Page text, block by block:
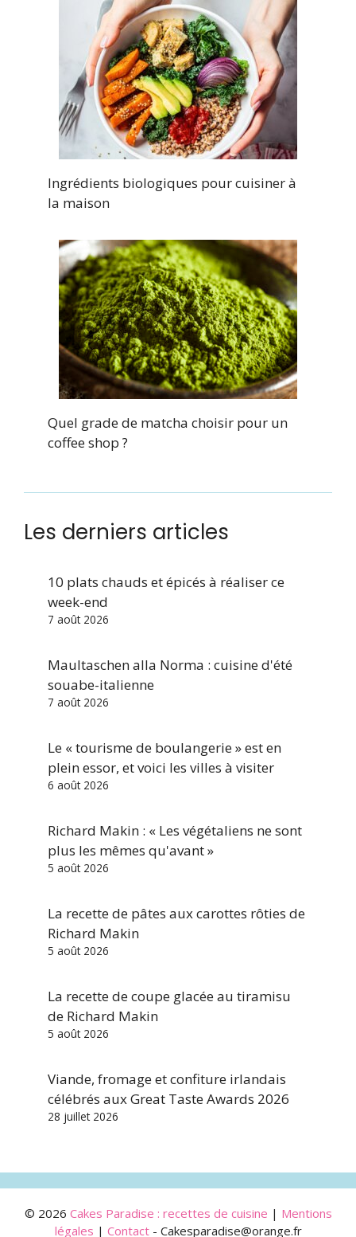
Ingrédients biologiques pour cuisiner à
la maison
Quel grade de matcha choisir pour un
coffee shop ?
Les derniers articles
10 plats chauds et épicés à réaliser ce
week-end
7 août 2026
Maultaschen alla Norma : cuisine d'été
souabe-italienne
7 août 2026
Le « tourisme de boulangerie » est en
plein essor, et voici les villes à visiter
6 août 2026
Richard Makin : « Les végétaliens ne sont
plus les mêmes qu'avant »
5 août 2026
La recette de pâtes aux carottes rôties de
Richard Makin
5 août 2026
La recette de coupe glacée au tiramisu
de Richard Makin
5 août 2026
Viande, fromage et confiture irlandais
célébrés aux Great Taste Awards 2026
28 juillet 2026
© 2026 Cakes Paradise : recettes de cuisine | Mentions
légales | Contact- Cakesparadise@orange.fr